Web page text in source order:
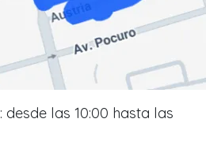
: desde las 10:00 hasta las